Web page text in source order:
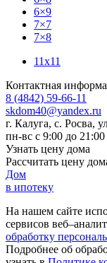
6×9
7×7
7×8
11x11
Контактная
8 (4842) 59-66-11
skdom40@yandex.ru
г. Калуга, с. Росва,
пн-вс с 9:00 до 21:00
Узнать цену дома
Рассчитать цену
Дом
в ипотеку
На нашем сайте
сервисов
обработку
Подробнее об